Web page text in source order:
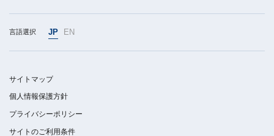
言語選択 JP EN
サイトマップ
個人情報保護方針
プライバシーポリシー
サイトのご利用条件